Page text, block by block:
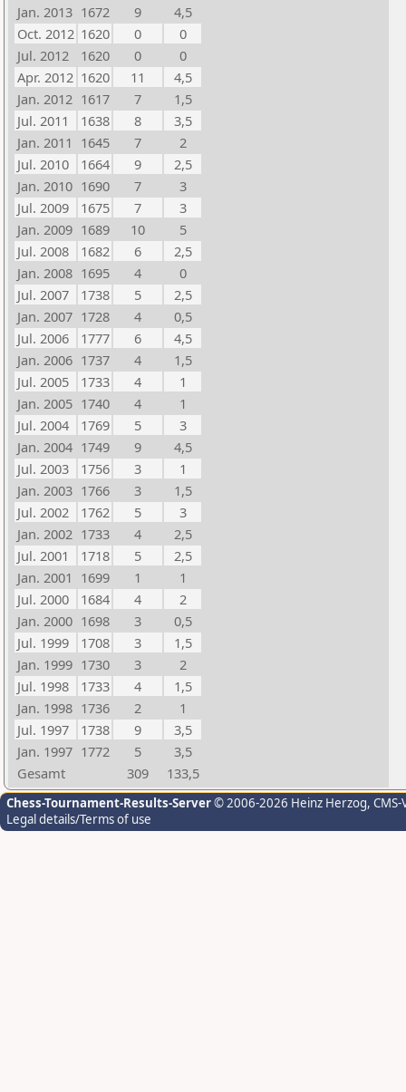
Jan. 2013 1672 9
4,5
Oct. 2012 1620 0
0
Jul. 2012
1620 0
0
Apr. 2012 1620 11
4,5
Jan. 2012 1617 7
1,5
Jul. 2011
1638 8
3,5
Jan. 2011 1645 7
2
Jul. 2010
1664 9
2,5
Jan. 2010 1690 7
3
Jul. 2009
1675 7
3
Jan. 2009 1689 10
5
Jul. 2008
1682 6
2,5
Jan. 2008 1695 4
0
Jul. 2007
1738 5
2,5
Jan. 2007 1728 4
0,5
Jul. 2006
1777 6
4,5
Jan. 2006 1737 4
1,5
Jul. 2005
1733 4
1
Jan. 2005 1740 4
1
Jul. 2004
1769 5
3
Jan. 2004 1749 9
4,5
Jul. 2003
1756 3
1
Jan. 2003 1766 3
1,5
Jul. 2002
1762 5
3
Jan. 2002 1733 4
2,5
Jul. 2001
1718 5
2,5
Jan. 2001 1699 1
1
Jul. 2000
1684 4
2
Jan. 2000 1698 3
0,5
Jul. 1999
1708 3
1,5
Jan. 1999 1730 3
2
Jul. 1998
1733 4
1,5
Jan. 1998 1736 2
1
Jul. 1997
1738 9
3,5
Jan. 1997 1772 5
3,5
Gesamt
309 133,5
Chess-Tournament-Results-Server© 2006-2026 Heinz Herzog,
Legal details/Terms of use